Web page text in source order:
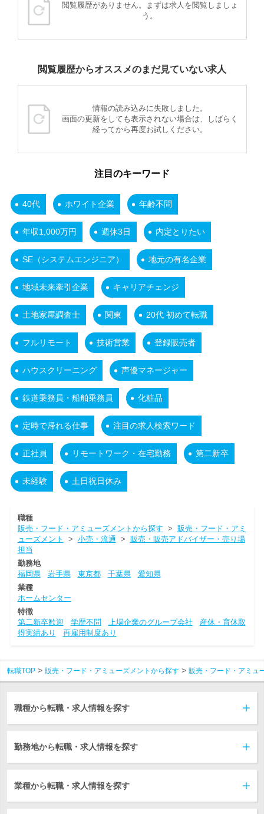
閲覧履歴がありません。まずは求人を閲覧しましょ
う。
閲覧履歴からオススメのまだ見ていない求人
情報の読み込みに失敗しました。
画面の更新をしても表示されない場合は、しばらく
経ってから再度お試しください。
注目のキーワード
40代 ホワイト企業 年齢不問
年収1,000万円 週休3日 内定とりたい
SE（システムエンジニア） 地元の有名企業
地域未来牽引企業 キャリアチェンジ
土地家屋調査士 関東 20代 初めて転職
フルリモート 技術営業 登録販売者
ハウスクリーニング 声優マネージャー
鉄道乗務員・船舶乗務員 化粧品
定時で帰れる仕事 注目の求人検索ワード
正社員 リモートワーク・在宅勤務 第二新卒
未経験 土日祝日休み
職種
販売・フード・アミューズメントから探す > 販売・フード・アミ
ューズメント
> 小売・流通 > 販売・販売アドバイザー・売り場
担当
勤務地
福岡県
岩手県 東京都 千葉県
愛知県
業種
ホームセンター
特徴
第二新卒歓迎
学歴不問 上場企業のグループ会社
産休・育休取
得実績あり
再雇用制度あり
転職TOP 販売・フード・アミューズメントから探す 販売・フード・アミュ
職種から転職・求人情報を探す
勤務地から転職・求人情報を探す
業種から転職・求人情報を探す